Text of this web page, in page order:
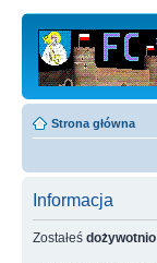
Strona główna
Informacja
Zostałeś dożywotnio